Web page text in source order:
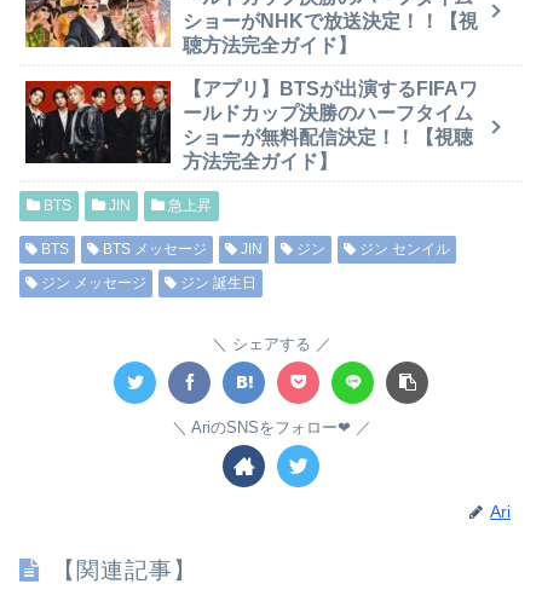
ショーがNHKで放送決定！！【視
聴方法完全ガイド】
【アプリ】BTSが出演するFIFAワ
ールドカップ決勝のハーフタイム
ショーが無料配信決定！！【視聴
方法完全ガイド】
BTS JIN 急上昇
BTS BTS メッセージ JIN ジン
ジン センイル
ジン メッセージ
ジン 誕生日
シェアする
AriのSNSをフォロー❤︎
Ari
【関連記事】